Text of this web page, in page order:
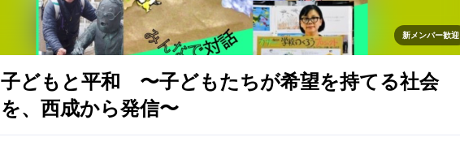
新メンバー歓迎
子どもと平和 〜子どもたちが希望を持てる社会
を、西成から発信〜